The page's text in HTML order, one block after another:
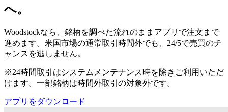
へ。
Woodstockなら、銘柄を調べた流れのままアプリで注文まで
進めます。米国市場の通常取引時間外でも、24/5で売買のチ
ャンスを逃しません。
※24時間取引はシステムメンテナンス時を除きご利用いただ
けます。一部銘柄は時間外取引の対象外です。
アプリをダウンロード